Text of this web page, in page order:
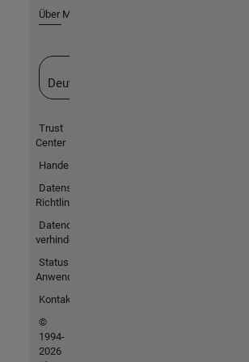
Über MathWorks
Deutschland
Trust
Center
Handelsmarken
Datenschutz-
Richtlinien
Datendiebstahl
verhindern
Status von
Anwendungen
Kontakt
©
1994-
2026